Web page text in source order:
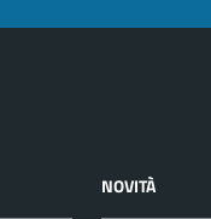
NOVITÀ